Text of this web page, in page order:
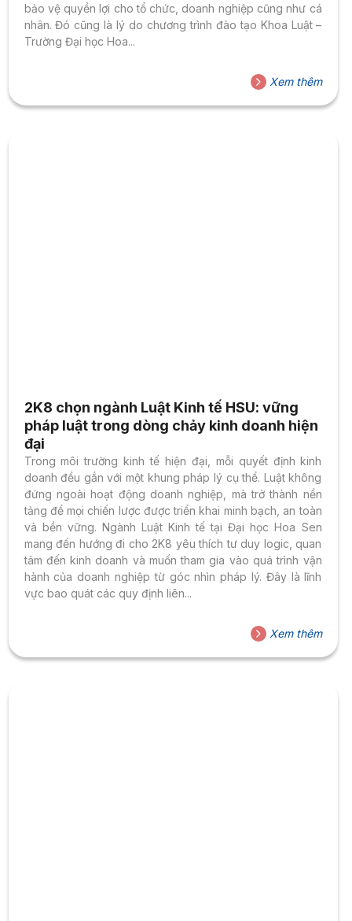
bảo vệ quyền lợi cho tổ chức, doanh nghiệp cũng như cá
nhân. Đó cũng là lý do chương trình đào tạo Khoa Luật –
Trường Đại học Hoa...
Xem thêm
2K8 chọn ngành Luật Kinh tế HSU: vững
pháp luật trong dòng chảy kinh doanh hiện
đại
Trong môi trường kinh tế hiện đại, mỗi quyết định kinh
doanh đều gắn với một khung pháp lý cụ thể. Luật không
đứng ngoài hoạt động doanh nghiệp, mà trở thành nền
tảng để mọi chiến lược được triển khai minh bạch, an toàn
và bền vững. Ngành Luật Kinh tế tại Đại học Hoa Sen
mang đến hướng đi cho 2K8 yêu thích tư duy logic, quan
tâm đến kinh doanh và muốn tham gia vào quá trình vận
hành của doanh nghiệp từ góc nhìn pháp lý. Đây là lĩnh
vực bao quát các quy định liên...
Xem thêm